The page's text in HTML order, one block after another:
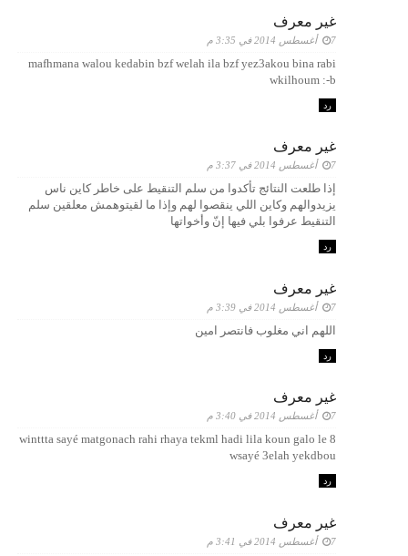
غير معرف
7 أغسطس 2014 في 3:35 م
mafhmana walou kedabin bzf welah ila bzf yez3akou bina rabi
wkilhoum :-b
رد
غير معرف
7 أغسطس 2014 في 3:37 م
إذا طلعت النتائج تأكدوا من سلم التنقيط على خاطر كاين ناس
يزيدوالهم وكاين اللي ينقصوا لهم وإذا ما لقيتوهمش معلقين سلم
التنقيط عرفوا بلي فيها إنّ وأخواتها
رد
غير معرف
7 أغسطس 2014 في 3:39 م
اللهم اني مغلوب فانتصر امين
رد
غير معرف
7 أغسطس 2014 في 3:40 م
winttta sayé matgonach rahi rhaya tekml hadi lila koun galo le 8
wsayé 3elah yekdbou
رد
غير معرف
7 أغسطس 2014 في 3:41 م